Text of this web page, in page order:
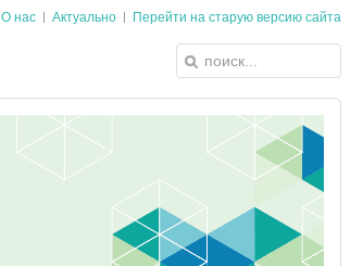
О нас Актуально Перейти на старую версию сайта